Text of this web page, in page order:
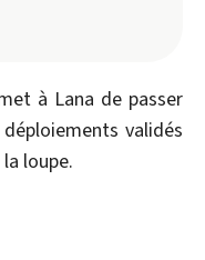
à Lana de passer
validés
loupe.